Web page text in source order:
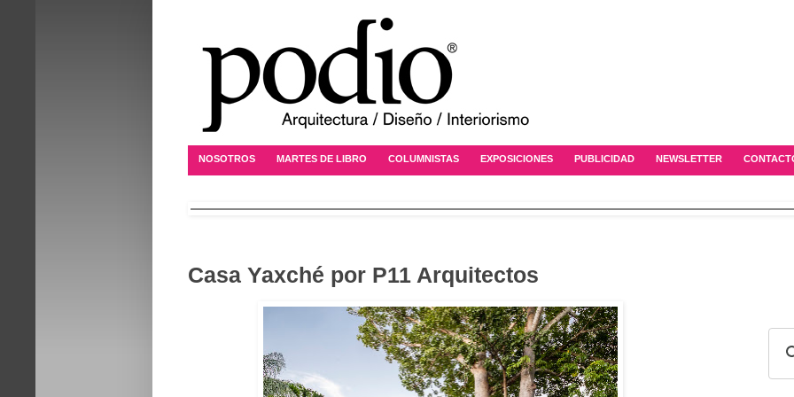
NOSOTROS MARTES DE LIBRO COLUMNISTAS EXPOSICIONES PUBLICIDAD NEWSLETTER
Casa Yaxché por P11 Arquitectos